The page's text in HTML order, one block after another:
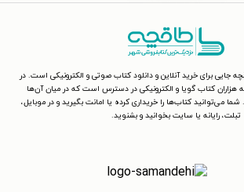
جایی برای خرید آنلاین و دانلود کتاب صوتی و الکترونیکی است. در
هزاران کتاب گویا و الکترونیکی در دسترس است که در میان آن‌ها
می‌توانید کتاب‌ها را خریداری کرده یا امانت بگیرید و در موبایل،
تبلت، رایانه یا سایت بخوانید و بشنوید.